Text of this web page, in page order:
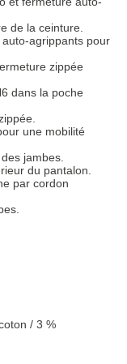
de la ceinture.
agrippants pour
zippée
dans la poche
une mobilité
jambes.
du pantalon.
par cordon
/ 3 %